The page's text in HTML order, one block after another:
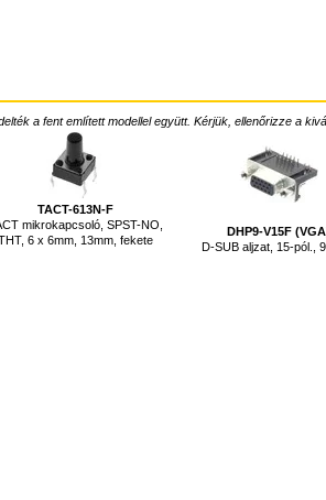
a fent említett modellel együtt. Kérjük, ellenőrizze a
TACT-613N-F
mikrokapcsoló, SPST-NO,
6 x 6mm, 13mm, fekete
DHP9-V15F
D-SUB aljzat, 15-pól.,